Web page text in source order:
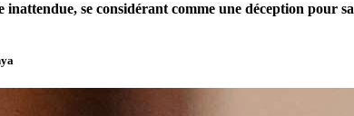
inattendue, se considérant comme une déception